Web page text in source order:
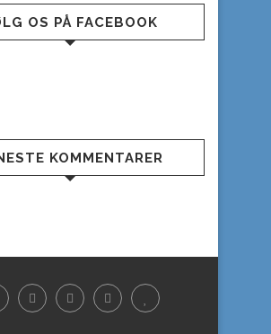
OS PÅ FACEBOOK
KOMMENTARER